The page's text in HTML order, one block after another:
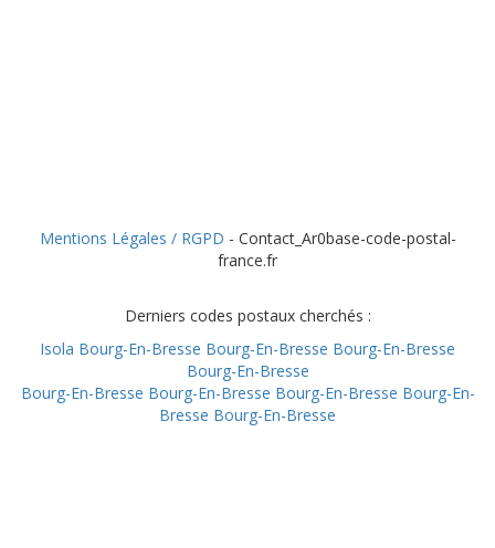
Mentions Légales / RGPD - Contact_Ar0base-code-postal-
france.fr
Derniers codes postaux cherchés :
Isola Bourg-En-Bresse Bourg-En-Bresse Bourg-En-Bresse
Bourg-En-Bresse
Bourg-En-Bresse Bourg-En-Bresse Bourg-En-Bresse Bourg-En-
Bresse Bourg-En-Bresse